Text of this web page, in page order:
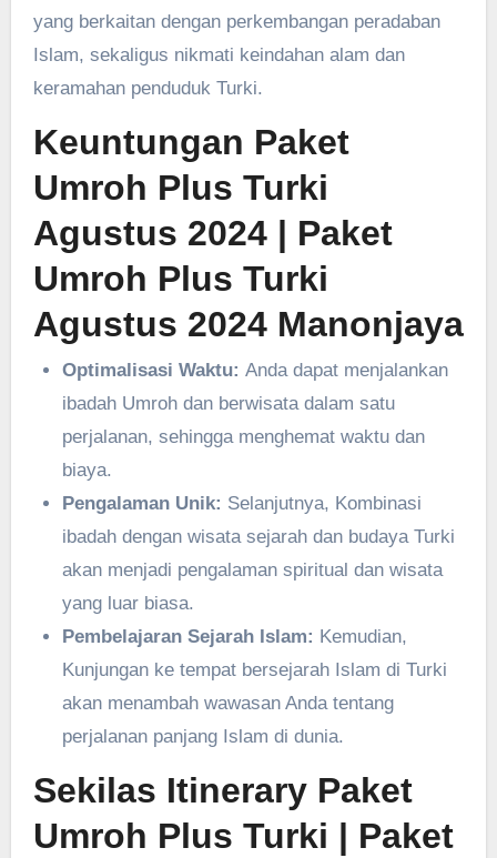
yang berkaitan dengan perkembangan peradaban
Islam, sekaligus nikmati keindahan alam dan
keramahan penduduk Turki.
Keuntungan Paket
Umroh Plus Turki
Agustus 2024| Paket
Umroh Plus Turki
Agustus 2024 Manonjaya
Optimalisasi Waktu: Anda dapat menjalankan
ibadah Umroh dan berwisata dalam satu
perjalanan, sehingga menghemat waktu dan
biaya.
Pengalaman Unik: Selanjutnya, Kombinasi
ibadah dengan wisata sejarah dan budaya Turki
akan menjadi pengalaman spiritual dan wisata
yang luar biasa.
Pembelajaran Sejarah Islam: Kemudian,
Kunjungan ke tempat bersejarah Islam di Turki
akan menambah wawasan Anda tentang
perjalanan panjang Islam di dunia.
Sekilas Itinerary Paket
Umroh Plus Turki | Paket